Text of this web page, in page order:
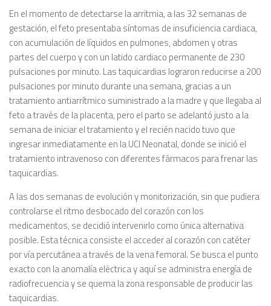
En el momento de detectarse la arritmia, a las 32 semanas de
gestación, el feto presentaba síntomas de insuficiencia cardiaca,
con acumulación de líquidos en pulmones, abdomen y otras
partes del cuerpo y con un latido cardiaco permanente de 230
pulsaciones por minuto. Las taquicardias lograron reducirse a 200
pulsaciones por minuto durante una semana, gracias a un
tratamiento antiarrítmico suministrado a la madre y que llegaba al
feto a través de la placenta, pero el parto se adelantó justo a la
semana de iniciar el tratamiento y el recién nacido tuvo que
ingresar inmediatamente en la UCI Neonatal, donde se inició el
tratamiento intravenoso con diferentes fármacos para frenar las
taquicardias.
A las dos semanas de evolución y monitorización, sin que pudiera
controlarse el ritmo desbocado del corazón con los
medicamentos, se decidió intervenirlo como única alternativa
posible. Esta técnica consiste el acceder al corazón con catéter
por vía percutánea a través de la vena femoral. Se busca el punto
exacto con la anomalía eléctrica y aquí se administra energía de
radiofrecuencia y se quema la zona responsable de producir las
taquicardias.